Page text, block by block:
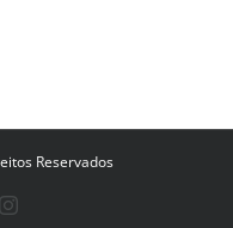
Reservados
Instagram